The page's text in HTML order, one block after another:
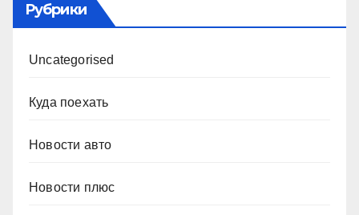
Рубрики
Uncategorised
Куда поехать
Новости авто
Новости плюс